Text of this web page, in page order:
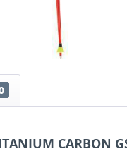
CARBON